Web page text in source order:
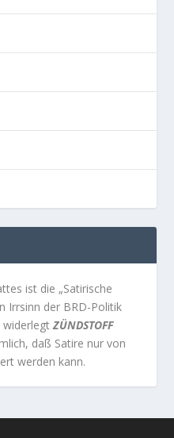
ist die „Satirische
Irrsinn der BRD-Politik
widerlegtZÜNDSTOFF
daß Satire nur von
werden kann.